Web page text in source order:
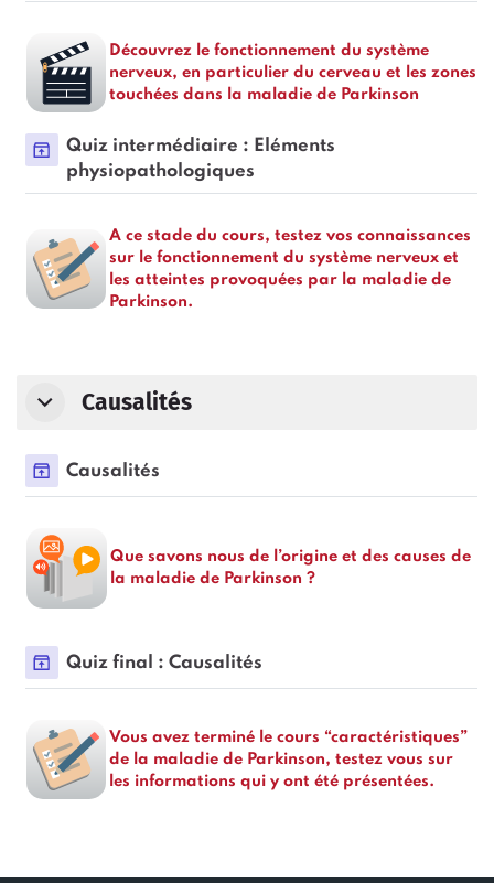
Découvrez le fonctionnement du système
nerveux, en particulier du cerveau et les zones
touchées dans la maladie de Parkinson
Quiz intermédiaire : Eléments
physiopathologiques
A ce stade du cours, testez vos connaissances
sur le fonctionnement du système nerveux et
les atteintes provoquées par la maladie de
Parkinson.
Causalités
Causalités
Que savons nous de l’origine et des causes de
la maladie de Parkinson ?
Quiz final : Causalités
Vous avez terminé le cours “caractéristiques”
de la maladie de Parkinson, testez vous sur
les informations qui y ont été présentées.